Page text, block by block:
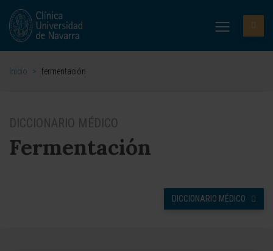
Inicio > fermentación
DICCIONARIO MÉDICO
Fermentación
DICCIONARIO MÉDICO